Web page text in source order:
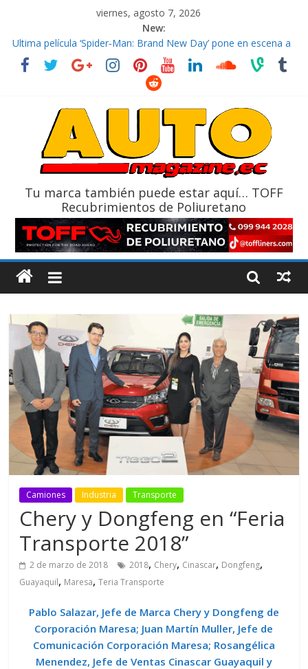
viernes, agosto 7, 2026
New:
El costo de tener un vehículo gana protagonismo a la hora de
decidir
Ultima película ‘Spider‑Man: Brand New Day’ pone en escena a
La Vuelta al Ecuador 2026, edición 47ª, recorre 7 provincias en 8
La FEDAK recibe 12 Sinotruk Bolden para cubrir las rutas de La
Tu marca también puede estar aquí… TOFF
Recubrimientos de Poliuretano
Camiones Industria Transporte
Chery y Dongfeng en “Feria
Transporte 2018”
2 de marzo de 2018 2018, Chery, Cinascar, Dongfeng,
Guayaquil, Maresa,Teria Transporte
Pablo Salazar, Jefe de Marca Chery y Dongfeng de
Corporación Maresa; Juan Martín Muller, Jefe de
Comunicación Corporación Maresa; Rosangélica
Menendez, Jefe de Ventas Cinascar Guayaquil y